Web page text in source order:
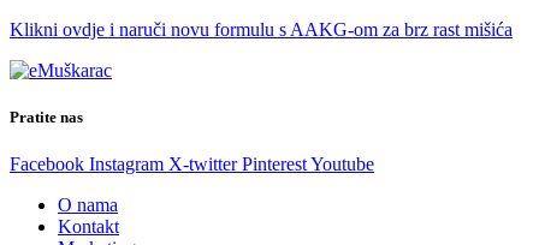
Klikni ovdje i naruči novu formulu s AAKG-om za brz rast mišića
Pratite nas
Facebook Instagram X-twitter PinterestYoutube
O nama
Kontakt